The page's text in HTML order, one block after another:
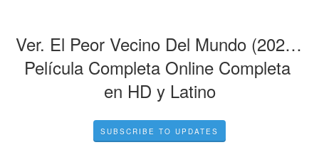
Ver. El Peor Vecino Del Mundo (2023)
Película Completa Online Completa
en HD y Latino
SUBSCRIBE TO UPDATES